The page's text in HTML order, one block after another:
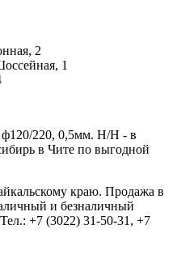
2
1
220, 0,5мм. Н/Н - в
в Чите по выгодной
краю. Продажа в
и безналичный
+7 (3022) 31-50-31, +7